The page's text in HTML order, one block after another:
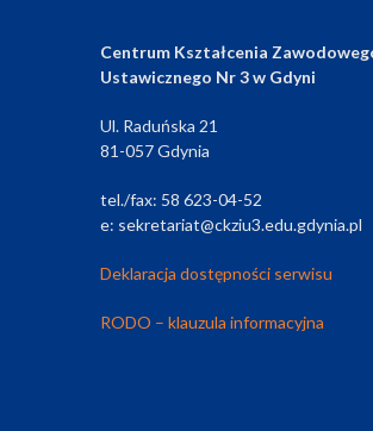
Centrum Kształcenia
Ustawicznego Nr 3 w Gdyni
Ul. Raduńska 21
81-057 Gdynia
tel./fax: 58 623-04-52
e: sekretariat@ckziu3.edu.gdynia.pl
Deklaracja dostępności serwisu
RODO – klauzula informacyjna